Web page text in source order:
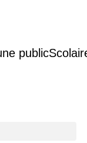
public